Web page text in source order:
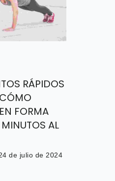
RÁPIDOS
FORMA
AL
de julio de 2024